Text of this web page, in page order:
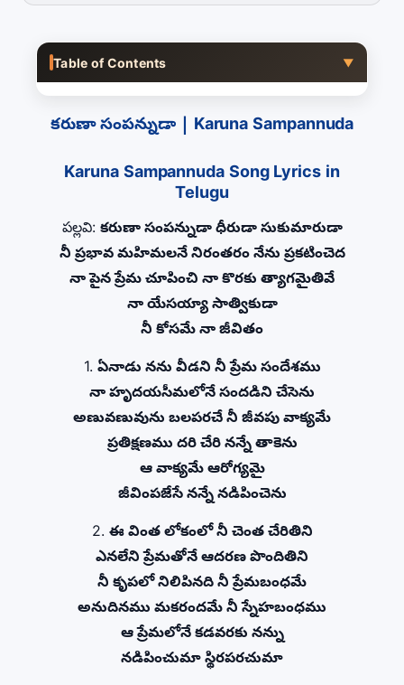
Table of Contents ▼
కరుణా సంపన్నుడా | Karuna Sampannuda
Karuna Sampannuda Song Lyrics in
Telugu
పల్లవి: కరుణా సంపన్నుడా ధీరుడా సుకుమారుడా
నీ ప్రభావ మహిమలనే నిరంతరం నేను ప్రకటించెద
నా పైన ప్రేమ చూపించి నా కొరకు త్యాగమైతివే
నా యేసయ్యా సాత్వికుడా
నీ కోసమే నా జీవితం
1. ఏనాడు నను వీడని నీ ప్రేమ సందేశము
నా హృదయసీమలోనే సందడిని చేసెను
అణువణువును బలపరచే నీ జీవపు వాక్యమే
ప్రతిక్షణము దరి చేరి నన్నే తాకెను
ఆ వాక్యమే ఆరోగ్యమై
జీవింపజేసే నన్నే నడిపించెను
2. ఈ వింత లోకంలో నీ చెంత చేరితిని
ఎనలేని ప్రేమతోనే ఆదరణ పొందితిని
నీ కృపలో నిలిపినది నీ ప్రేమబంధమే
అనుదినము మకరందమే నీ స్నేహబంధము
ఆ ప్రేమలోనే కడవరకు నన్ను
నడిపించుమా స్థిరపరచుమా